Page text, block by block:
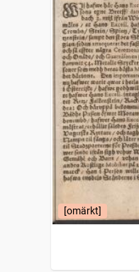
[omärkt]